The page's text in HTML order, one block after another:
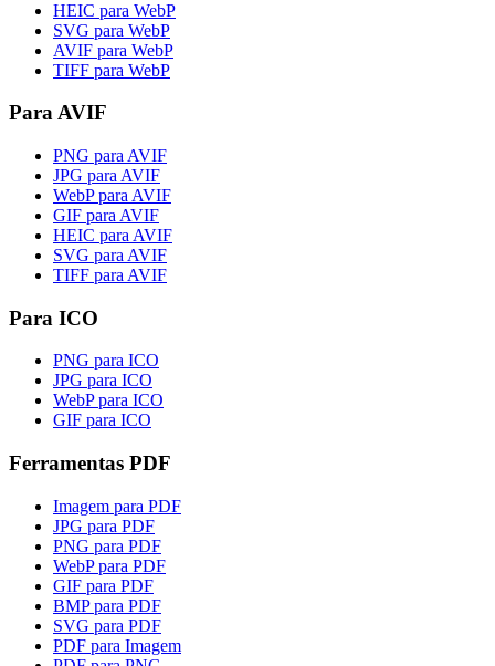
HEIC para WebP
SVG para WebP
AVIF para WebP
TIFF para WebP
Para AVIF
PNG para AVIF
JPG para AVIF
WebP para AVIF
GIF para AVIF
HEIC para AVIF
SVG para AVIF
TIFF para AVIF
Para ICO
PNG para ICO
JPG para ICO
WebP para ICO
GIF para ICO
Ferramentas PDF
Imagem para PDF
JPG para PDF
PNG para PDF
WebP para PDF
GIF para PDF
BMP para PDF
SVG para PDF
PDF para Imagem